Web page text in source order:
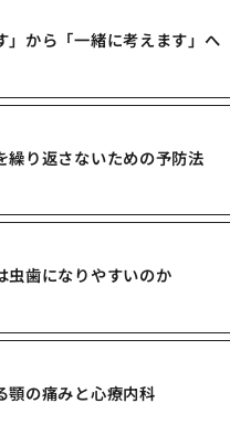
」から「一緒に考えます」へ
繰り返さないための予防法
虫歯になりやすいのか
顎の痛みと心療内科